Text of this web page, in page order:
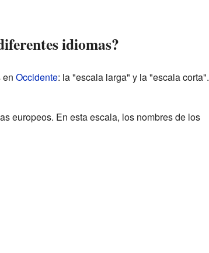
idiomas?
en Occidente: la "escala larga" y la "escala corta".
europeos. En esta escala, los nombres de los